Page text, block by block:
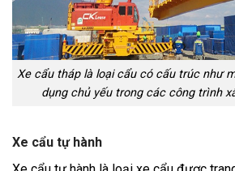
Xe cẩu tháp là loại cẩu có cấu trúc như
dụng chủ yếu trong các công trình
Xe cẩu tự hành